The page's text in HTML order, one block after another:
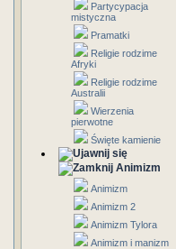
Partycypacja
mistyczna
Pramatki
Religie rodzime
Afryki
Religie rodzime
Australii
Wierzenia
pierwotne
Święte kamienie
Animizm
Animizm
Animizm 2
Animizm Tylora
Animizm i manizm